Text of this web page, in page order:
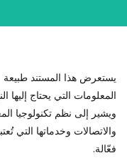
يستعرض هذا المستند طبيعة
المعلومات التي يحتاج إليها
ويشير إلى نظم تكنولوجيا
والاتصالات وخدماتها التي
فعّالة.